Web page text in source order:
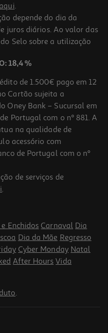
4.7
ef (no Frost B
(no Frost E 186cm 326l
aqui.
depende do dia da
juros diários. Ao valor das
Selo sobre a utilização
18,4 %
de 1.500€ pago em 12
Cartão sujeita a
Oney Bank – Sucursal em
Portugal com o nº 881. A
na qualidade de
acessório com
de Portugal com o nº
de serviços de
.
Enchidos Carnaval Dia
Dia da Mãe Regresso
Cyber Monday Natal
After Hours Vida
.